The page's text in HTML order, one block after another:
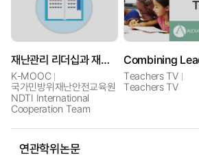
재난관리 리더십과 재난대응 협업 (Disaster Management Leadership and Collaboration for Disaster Response)
K-MOOC
국가민방위재난안전교육원
NDTI International
Cooperation Team
Teachers TV
Teachers TV
연관학위논문